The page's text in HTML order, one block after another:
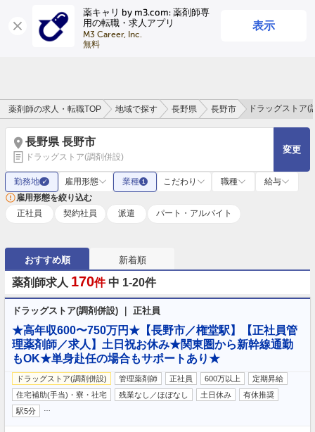
薬キャリ by m3.com: 薬剤師専
用の転職・求人アプリ
M3 Career, Inc.
無料
表示
ログイン
薬剤師の求人・転職TOP 地域で探す 長野県 長野市 ドラッグストア(
長野県 長野市
ドラッグストア(調剤併設)
変更
勤務地 ✓ 雇用形態 業種 1 こだわり 職種
給与
雇用形態を絞り込む
正社員
契約社員 派遣 パート・アルバイト
おすすめ順 新着順
薬剤師求人 170件 中 1-20件
ドラッグストア(調剤併設) ｜ 正社員
★高年収600〜750万円★【長野市／権堂駅】【正社員管
理薬剤師／求人】土日祝お休み★関東圏から新幹線通勤
もOK★単身赴任の場合もサポートあり★
ドラッグストア(調剤併設) 管理薬剤師 正社員 600万以上
定期昇給
住宅補助(手当)・寮・社宅
残業なし／ほぼなし 土日休み
有休推奨
駅5分